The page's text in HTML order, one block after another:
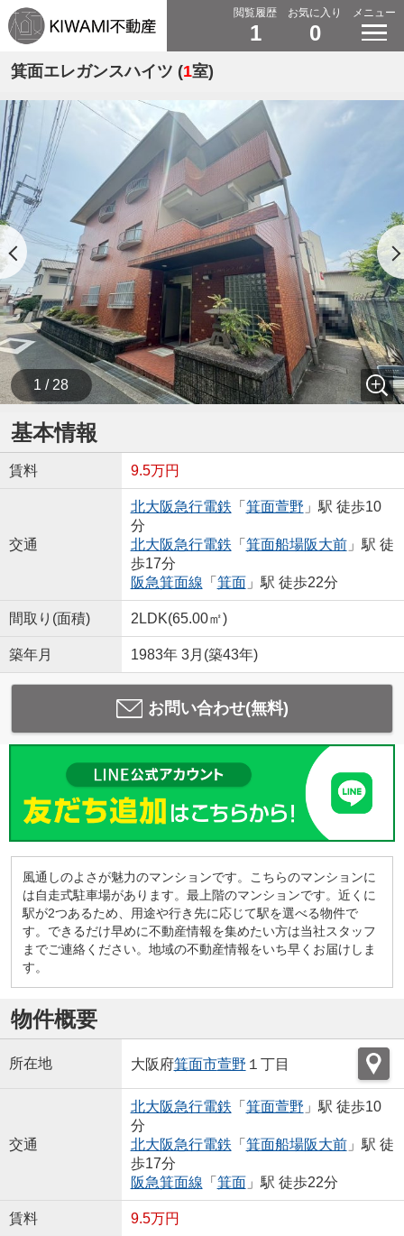
閲覧履歴
1
お気に入り
0
メニュー
箕面エレガンスハイツ (1室)
1 / 28
基本情報
賃料 9.5万円
交通
北大阪急行電鉄 「 箕面萱野 」駅 徒歩10
分
北大阪急行電鉄 「 箕面船場阪大前」駅 徒
歩17分
阪急箕面線 「 箕面」駅 徒歩22分
間取り(面積) 2LDK(65.00㎡)
築年月 1983年 3月(築43年)
お問い合わせ(無料)
風通しのよさが魅力のマンションです。こちらのマンションに
は自走式駐車場があります。最上階のマンションです。近くに
駅が2つあるため、用途や行き先に応じて駅を選べる物件で
す。できるだけ早めに不動産情報を集めたい方は当社スタッフ
までご連絡ください。地域の不動産情報をいち早くお届けしま
す。
物件概要
所在地 大阪府箕面市萱野 １丁目
交通
北大阪急行電鉄 「 箕面萱野 」駅 徒歩10
分
北大阪急行電鉄 「 箕面船場阪大前」駅 徒
歩17分
阪急箕面線 「 箕面」駅 徒歩22分
賃料 9.5万円